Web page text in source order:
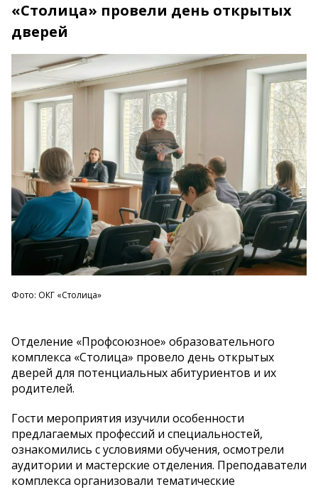
«Столица» провели день открытых
дверей
Фото: ОКГ «Столица»
Отделение «Профсоюзное» образовательного
комплекса «Столица» провело день открытых
дверей для потенциальных абитуриентов и их
родителей.
Гости мероприятия изучили особенности
предлагаемых профессий и специальностей,
ознакомились с условиями обучения, осмотрели
аудитории и мастерские отделения. Преподаватели
комплекса организовали тематические